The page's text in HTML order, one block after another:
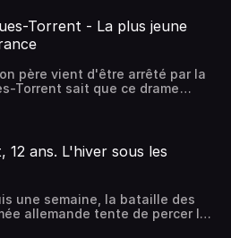
de James Thireau, de dix
son mari quelques années
Torrent - La plus jeune
père vient d'être arrêté par la
Torrent sait que ce drame
du réseau auquel ils
l'émotion, la jeune
compromettants, afin
12 ans. L'hiver sous les
une semaine, la bataille des
allemande tente de percer les
dans une offensive de la